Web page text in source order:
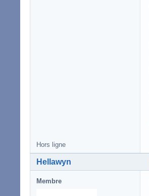
Hors ligne
Hellawyn
Membre